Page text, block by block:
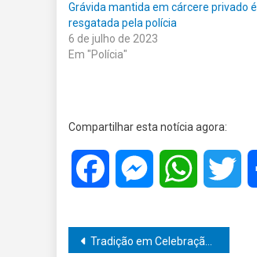
Grávida mantida em cárcere privado é
resgatada pela polícia
6 de julho de 2023
Em "Polícia"
Compartilhar esta notícia agora:
Facebook MessengerWhatsApp
Navegação
Tradição em Celebração: Japan Fest 2024 Agracia a Cultura Japonesa com o Apoio de Vinicius Camarinha